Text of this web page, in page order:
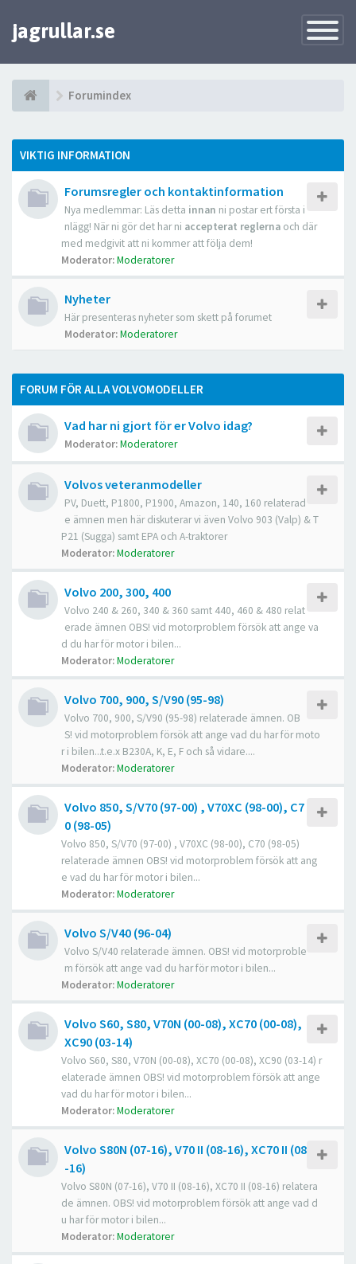
Toggle
jagrullar.se
Forumindex
VIKTIG INFORMATION
Forumsregler och kontaktinformation
Nya medlemmar: Läs detta innan ni postar ert första i
nlägg! När ni gör det har ni accepterat reglerna och där
med medgivit att ni kommer att följa dem!
Moderator:Moderatorer
Nyheter
Här presenteras nyheter som skett på forumet
Moderator:Moderatorer
FORUM FÖR ALLA VOLVOMODELLER
Vad har ni gjort för er Volvo idag?
Moderator:Moderatorer
Volvos veteranmodeller
PV, Duett, P1800, P1900, Amazon, 140, 160 relaterad
e ämnen men här diskuterar vi även Volvo 903 (Valp) & T
P21 (Sugga) samt EPA och A-traktorer
Moderator:Moderatorer
Volvo 200, 300, 400
Volvo 240 & 260, 340 & 360 samt 440, 460 & 480 relat
erade ämnen OBS! vid motorproblem försök att ange va
d du har för motor i bilen...
Moderator:Moderatorer
Volvo 700, 900, S/V90 (95-98)
Volvo 700, 900, S/V90 (95-98) relaterade ämnen. OB
S! vid motorproblem försök att ange vad du har för moto
r i bilen...t.e.x B230A, K, E, F och så vidare....
Moderator:Moderatorer
Volvo 850, S/V70 (97-00) , V70XC (98-00), C7
0 (98-05)
Volvo 850, S/V70 (97-00) , V70XC (98-00), C70 (98-05)
relaterade ämnen OBS! vid motorproblem försök att ang
e vad du har för motor i bilen...
Moderator:Moderatorer
Volvo S/V40 (96-04)
Volvo S/V40 relaterade ämnen. OBS! vid motorproble
m försök att ange vad du har för motor i bilen...
Moderator:Moderatorer
Volvo S60, S80, V70N (00-08), XC70 (00-08),
XC90 (03-14)
Volvo S60, S80, V70N (00-08), XC70 (00-08), XC90 (03-14) r
elaterade ämnen OBS! vid motorproblem försök att ange
vad du har för motor i bilen...
Moderator:Moderatorer
Volvo S80N (07-16), V70 II (08-16), XC70 II (08
-16)
Volvo S80N (07-16), V70 II (08-16), XC70 II (08-16) relatera
de ämnen. OBS! vid motorproblem försök att ange vad d
u har för motor i bilen...
Moderator:Moderatorer